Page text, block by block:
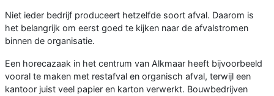
Niet ieder bedrijf produceert hetzelfde soort afval. Daarom is
het belangrijk om eerst goed te kijken naar de afvalstromen
binnen de organisatie.
Een horecazaak in het centrum van Alkmaar heeft bijvoorbeeld
vooral te maken met restafval en organisch afval, terwijl een
kantoor juist veel papier en karton verwerkt. Bouwbedrijven